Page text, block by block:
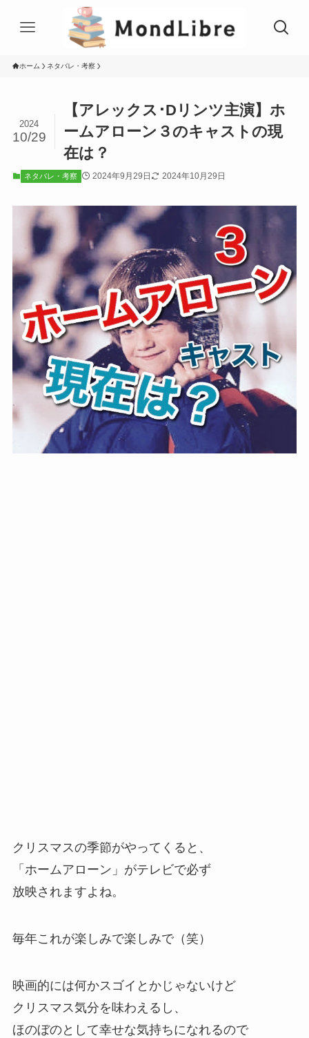
ホーム ネタバレ・考察
【アレックス･Dリンツ主演】ホ
ームアローン３のキャストの現
在は？
2024
10/29
ネタバレ・考察 2024年9月29日 2024年10月29日
クリスマスの季節がやってくると、
「ホームアローン」がテレビで必ず
放映されますよね。
毎年これが楽しみで楽しみで（笑）
映画的には何かスゴイとかじゃないけど
クリスマス気分を味わえるし、
ほのぼのとして幸せな気持ちになれるので